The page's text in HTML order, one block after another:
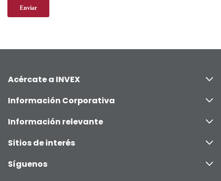
Acércate a INVEX
Información Corporativa
Información relevante
Sitios de interés
Síguenos